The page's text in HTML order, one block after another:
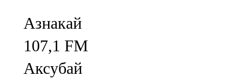
Азнакай
107,1 FM
Аксубай